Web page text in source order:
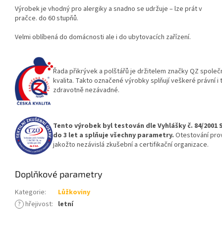
Výrobek je vhodný pro alergiky a snadno se udržuje – lze prát v
pračce. do 60 stupňů.
Velmi oblíbená do domácnosti ale i do ubytovacích zařízení.
Řada přikrývek a polštářů je držitelem značky QZ
kvalita. Takto označené výrobky splňují veškeré právní
zdravotně nezávadné.
Tento výrobek byl testován dle Vyhlášky č. 84/
do 3 let a splňuje všechny parametry. Otestování
jakožto nezávislá zkušební a certifikační organizace.
Doplňkové parametry
Kategorie:
Lůžkoviny
? hřejivost: letní